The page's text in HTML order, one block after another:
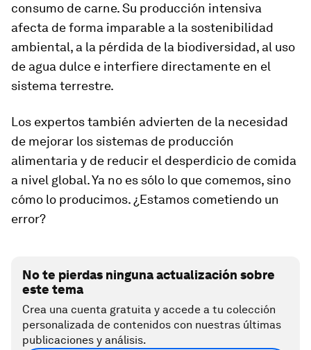
consumo de carne. Su producción intensiva
afecta de forma imparable a la sostenibilidad
ambiental, a la pérdida de la biodiversidad, al uso
de agua dulce e interfiere directamente en el
sistema terrestre.
Los expertos también advierten de la necesidad
de mejorar los sistemas de producción
alimentaria y de reducir el desperdicio de comida
a nivel global. Ya no es sólo lo que comemos, sino
cómo lo producimos. ¿Estamos cometiendo un
error?
No te pierdas ninguna actualización sobre
este tema
Crea una cuenta gratuita y accede a tu colección
personalizada de contenidos con nuestras últimas
publicaciones y análisis.